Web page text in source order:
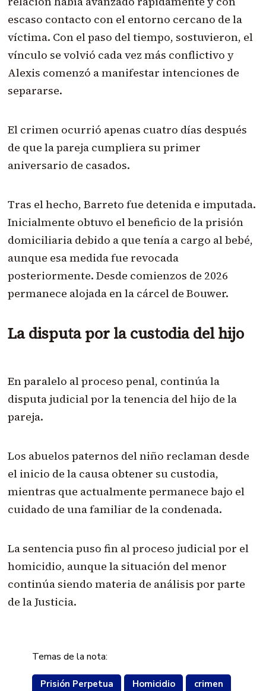
escaso contacto con el entorno cercano de la
víctima. Con el paso del tiempo, sostuvieron, el
vínculo se volvió cada vez más conflictivo y
Alexis comenzó a manifestar intenciones de
separarse.
El crimen ocurrió apenas cuatro días después
de que la pareja cumpliera su primer
aniversario de casados.
Tras el hecho, Barreto fue detenida e imputada.
Inicialmente obtuvo el beneficio de la prisión
domiciliaria debido a que tenía a cargo al bebé,
aunque esa medida fue revocada
posteriormente. Desde comienzos de 2026
permanece alojada en la cárcel de Bouwer.
La disputa por la custodia del hijo
En paralelo al proceso penal, continúa la
disputa judicial por la tenencia del hijo de la
pareja.
Los abuelos paternos del niño reclaman desde
el inicio de la causa obtener su custodia,
mientras que actualmente permanece bajo el
cuidado de una familiar de la condenada.
La sentencia puso fin al proceso judicial por el
homicidio, aunque la situación del menor
continúa siendo materia de análisis por parte
de la Justicia.
Temas de la nota:
Prisión Perpetua Homicidio crimen